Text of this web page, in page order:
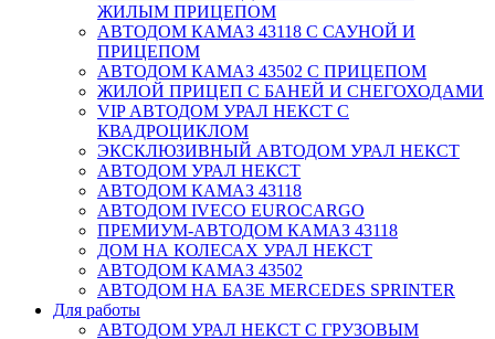
ЖИЛЫМ ПРИЦЕПОМ
АВТОДОМ КАМАЗ 43118 С САУНОЙ И
ПРИЦЕПОМ
АВТОДОМ КАМАЗ 43502 С ПРИЦЕПОМ
ЖИЛОЙ ПРИЦЕП С БАНЕЙ И СНЕГОХОДАМИ
VIP АВТОДОМ УРАЛ НЕКСТ С
КВАДРОЦИКЛОМ
ЭКСКЛЮЗИВНЫЙ АВТОДОМ УРАЛ НЕКСТ
АВТОДОМ УРАЛ НЕКСТ
АВТОДОМ КАМАЗ 43118
АВТОДОМ IVECO EUROCARGO
ПРЕМИУМ-АВТОДОМ КАМАЗ 43118
ДОМ НА КОЛЕСАХ УРАЛ НЕКСТ
АВТОДОМ КАМАЗ 43502
АВТОДОМ НА БАЗЕ MERCEDES SPRINTER
Для работы
АВТОДОМ УРАЛ НЕКСТ С ГРУЗОВЫМ